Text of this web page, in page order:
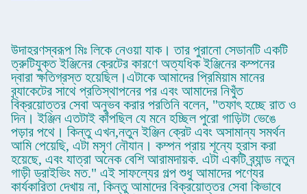
উদাহরণস্বরূপ মিঃ লিকে নেওয়া যাক। তার পুরানো সেডানটি একটি
ত্রুটিযুক্ত ইঞ্জিনের ক্রেটের কারণে অত্যধিক ইঞ্জিনের কম্পনের
দ্বারা ক্ষতিগ্রস্ত হয়েছিল।এটাকে আমাদের প্রিমিয়াম মানের
ব্র্যাকেটের সাথে প্রতিস্থাপনের পর এবং আমাদের নিখুঁত
বিক্রয়োত্তর সেবা অনুভব করার পরতিনি বলেন, "তফাৎ হচ্ছে রাত ও
দিন। ইঞ্জিন এতটাই কাঁপছিল যে মনে হচ্ছিল পুরো গাড়িটা ভেঙে
পড়ার পথে। কিন্তু এখন,নতুন ইঞ্জিন ক্রেট এবং অসামান্য সমর্থন
আমি পেয়েছি, এটা মসৃণ নৌযান। কম্পন প্রায় শূন্যে হ্রাস করা
হয়েছে, এবং যাত্রা অনেক বেশি আরামদায়ক. এটা একটি ব্র্যান্ড নতুন
গাড়ী ড্রাইভিং মত." এই সাফল্যের গল্প শুধু আমাদের পণ্যের
কার্যকারিতা দেখায় না, কিন্তু আমাদের বিক্রয়োত্তর সেবা কিভাবে